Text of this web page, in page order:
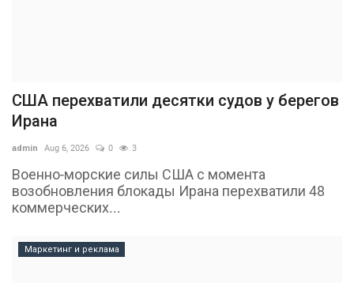
США перехватили десятки судов у берегов
Ирана
admin Aug 6, 2026 0 3
Военно-морские силы США с момента
возобновления блокады Ирана перехватили 48
коммерческих...
Маркетинг и реклама